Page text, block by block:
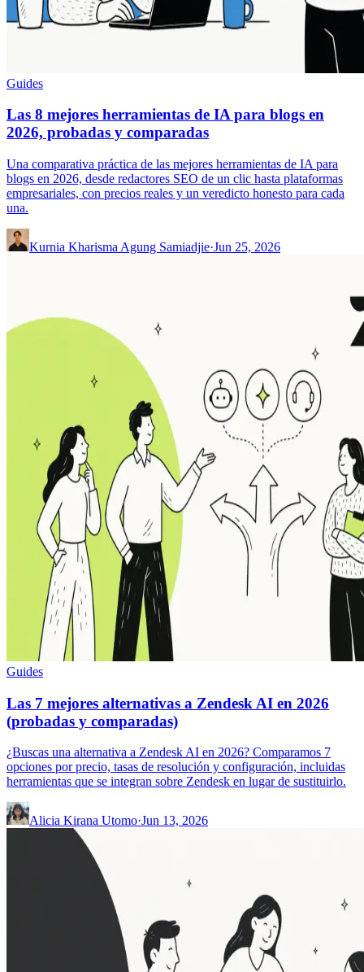
Guides
Las 8 mejores herramientas de IA para blogs en
2026, probadas y comparadas
Una comparativa práctica de las mejores herramientas de IA para
blogs en 2026, desde redactores SEO de un clic hasta plataformas
empresariales, con precios reales y un veredicto honesto para cada
una.
Kurnia Kharisma Agung Samiadjie·Jun 25, 2026
Guides
Las 7 mejores alternativas a Zendesk AI en 2026
(probadas y comparadas)
¿Buscas una alternativa a Zendesk AI en 2026? Comparamos 7
opciones por precio, tasas de resolución y configuración, incluidas
herramientas que se integran sobre Zendesk en lugar de sustituirlo.
Alicia Kirana Utomo·Jun 13, 2026